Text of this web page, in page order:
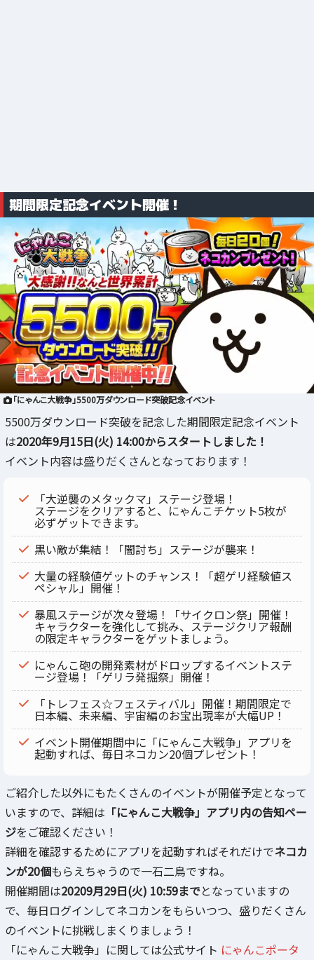
期間限定記念イベント開催！
「にゃんこ大戦争」5500万ダウンロード突破記念イベント
5500万ダウンロード突破を記念した期間限定記念イベント
は2020年9月15日(火) 14:00からスタートしました！
イベント内容は盛りだくさんとなっております！
「大逆襲のメタックマ」ステージ登場！
ステージをクリアすると、にゃんこチケット5枚が
必ずゲットできます。
黒い敵が集結！「闇討ち」ステージが襲来！
大量の経験値ゲットのチャンス！「超ゲリ経験値ス
ペシャル」開催！
暴風ステージが次々登場！「サイクロン祭」開催！
キャラクターを強化して挑み、ステージクリア報酬
の限定キャラクターをゲットましょう。
にゃんこ砲の開発素材がドロップするイベントステ
ージ登場！「ゲリラ発掘祭」開催！
「トレフェス☆フェスティバル」開催！期間限定で
日本編、未来編、宇宙編のお宝出現率が大幅UP！
イベント開催期間中に「にゃんこ大戦争」アプリを
起動すれば、毎日ネコカン20個プレゼント！
ご紹介した以外にもたくさんのイベントが開催予定となって
いますので、詳細は 「にゃんこ大戦争」アプリ内の告知ペー
ジをご確認ください！
詳細を確認するためにアプリを起動すればそれだけでネコカ
ンが20個もらえちゃうので一石二鳥ですね。
開催期間は20209月29日(火) 10:59までとなっていますの
で、毎日ログインしてネコカンをもらいつつ、盛りだくさん
のイベントに挑戦しまくりましょう！
「にゃんこ大戦争」に関しては公式サイト にゃんこポータ